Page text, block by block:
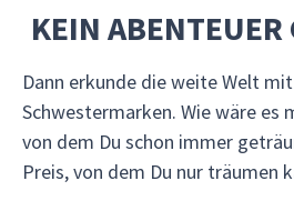
KEIN
Dann erkunde die weite Welt
Schwestermarken. Wie wäre es
von dem Du schon immer
Preis, von dem Du nur träumen